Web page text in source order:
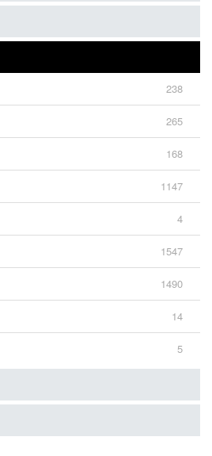
238
265
168
1147
4
1547
1490
14
5